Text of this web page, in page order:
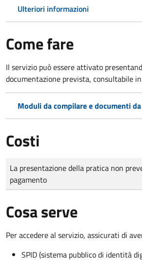
Ulteriori informazioni
Come fare
Il servizio può essere attivato
documentazione prevista, consultabile
Moduli da compilare e documenti
Costi
Tipo di pagamento
Importo
La presentazione della pratica non
pagamento
Cosa serve
Per accedere al servizio, assicurati di
SPID (sistema pubblico di identità